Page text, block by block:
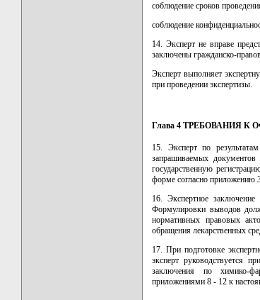
соблюдение сроков
соблюдение
14. Эксперт не вправе
заключены гражданско-
Эксперт выполняет
при проведении экспертизы.
Глава 4 ТРЕБОВАНИЯ
15. Эксперт по
запрашиваемых документов
государственную
форме согласно приложению
16. Экспертное
Формулировки выводов
нормативных правовых
обращения лекарственных
17. При подготовке
эксперт руководствуется
заключения по химико-
приложениями 8 - 12 к